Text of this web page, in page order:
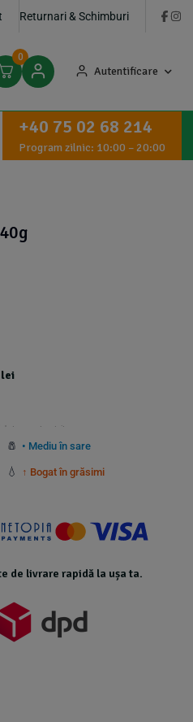
Returnari & Schimburi
0
Autentificare
+40 75 02 68 214
Program zilnic: 10:00 – 20:00
lei
transport gratuit.
🧂 • Mediu în sare
💧 ↑ Bogat în grăsimi
de livrare rapidă la ușa ta.